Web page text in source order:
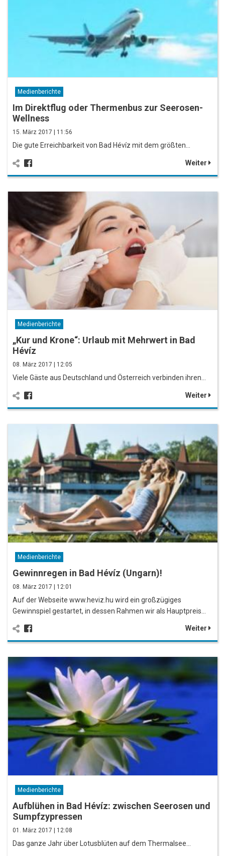
Medienberichte
Im Direktflug oder Thermenbus zur Seerosen-
Wellness
15. März 2017 | 11:56
Die gute Erreichbarkeit von Bad Hévíz mit dem größten…
Weiter
Medienberichte
„Kur und Krone“: Urlaub mit Mehrwert in Bad
Hévíz
08. März 2017 | 12:05
Viele Gäste aus Deutschland und Österreich verbinden ihren…
Weiter
Medienberichte
Gewinnregen in Bad Hévíz (Ungarn)!
08. März 2017 | 12:01
Auf der Webseite www.heviz.hu wird ein großzügiges
Gewinnspiel gestartet, in dessen Rahmen wir als Hauptpreis…
Weiter
Medienberichte
Aufblühen in Bad Hévíz: zwischen Seerosen und
Sumpfzypressen
01. März 2017 | 12:08
Das ganze Jahr über Lotusblüten auf dem Thermalsee…